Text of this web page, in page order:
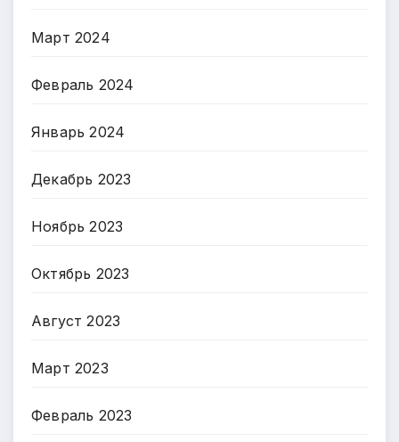
Март 2024
Февраль 2024
Январь 2024
Декабрь 2023
Ноябрь 2023
Октябрь 2023
Август 2023
Март 2023
Февраль 2023